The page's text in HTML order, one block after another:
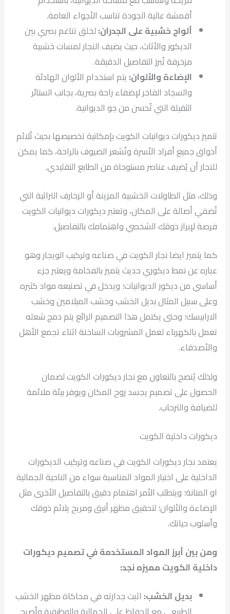
أقمشة عالية الجودة تناسب الأجواء العامة.
ألواح خشبية على الجدران: لخلق تناغم بصري بين
الديكور والأثاث، حيث يضيف النجار لمسات خشبية
مزخرفة تُبرز التفاصيل الدقيقة.
الإضاءة والألوان: يتم استخدام الألوان الهادئة
والسجاد الفاخر لإضفاء راحة بصرية، بجانب الستائر
الثقيلة التي تُحسن من جو الديوانية.
تتميز ديكورات ديوانيات الكويت بإمكانية تخصيصها بحيث تُلائم
أذواق جميع أفراد الأسرة وتُشعر الضيوف بالراحة، كما يمكن
للنجار أن يُضيف عناصر مستوحاة من الطابع التقليدي.
وذلك، مثل الطاولات الخشبية المزينة أو الزخارف التراثية التي
تُضفي أصالة على المكان، وتعتبر ديكورات ديوانيات الكويت
فرصة لإبراز ذوقك الشخصي واهتمامك بالتفاصيل.
كما يتميز ايضا نجار الكويت في صناعه وتركيب الويجار وهو
عباره عن نمط ديكوري حديث يتميز بالفخامة ويعتبر جزء
أساسي من ديكور الديوانيات؛ ويدخل في تصنيعه مواد كثيره
وعلى سبيل المثال بديل الخشب وخشب الميلامين وخشب
الارابيسك؛ وحتى يكتمل هذا التصميم الرائع يتم دمج شعله
تعمل بالكهرباء لعمل المشروبات الساخنة اثناء تجمع الأهل
والأصدقاء.
ولذلك يُنصح بالتعاون مع نجار ديكورات الكويت لضمان
الحصول على تصميم يجسد روح المكان ويوفر بيئة ملائمة
للضيافة والترحاب.
ديكورات داخلية الكويت
يعتمد نجار ديكورات الكويت في صناعه وتركيب الديكورات
الداخلية على اختيار المواد المناسبة سواء من الناحية الجمالية
او المتانة؛ ويتطلب الأمر اهتمام دقيق بالتفاصيل الأخرى مثل
الإضاءة والألوان؛ لتحقيق مظهر أنيق ومريح يلائم ذوقك
وأسلوب حياتك.
ومن بين أبرز المواد المستخدمة في تصميم ديكورات
داخلية الكويت مميزه نجد:
بديل الخشب: اثبت جدارته في محاكاة مظهر الخشب